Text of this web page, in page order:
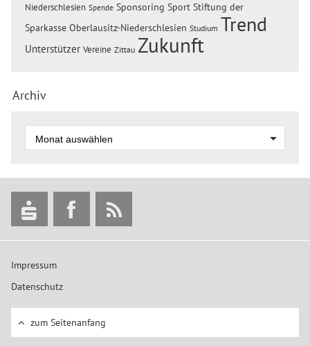
Niederschlesien Spende Sponsoring Sport Stiftung der
Sparkasse Oberlausitz-Niederschlesien Studium Trend
Unterstützer Vereine Zittau Zukunft
Archiv
Impressum
Datenschutz
zum Seitenanfang